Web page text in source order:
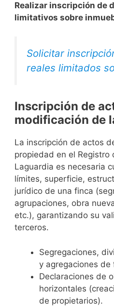
Realizar inscripción de
limitativos sobre
Solicitar
reales limitados
Inscripción de
modificación de
La inscripción de actos
propiedad en el Registro
Laguardia es necesaria
límites, superficie,
jurídico de una finca
agrupaciones, obra
etc.), garantizando su
terceros.
Segregaciones,
y agregaciones de
Declaraciones de
horizontales
de propietarios).